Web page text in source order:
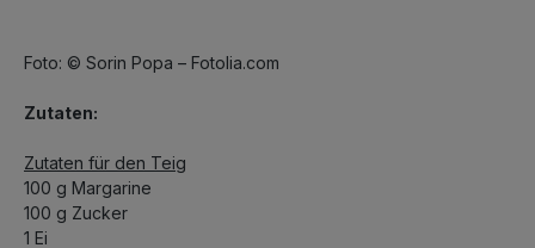
Foto: © Sorin Popa – Fotolia.com
Zutaten:
Zutaten für den Teig
100 g Margarine
100 g Zucker
1 Ei